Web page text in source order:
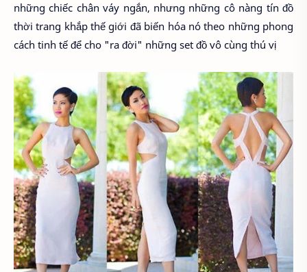
những chiếc chân váy ngắn, nhưng những cô nàng tín đồ
thời trang khắp thế giới đã biến hóa nó theo những phong
cách tinh tế để cho "ra đời" những set đồ vô cùng thú vị